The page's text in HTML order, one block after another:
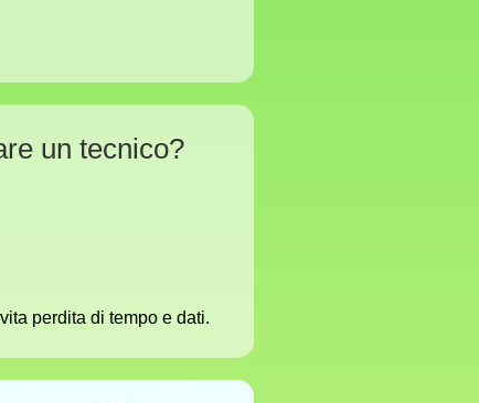
un tecnico?
perdita di tempo e dati.